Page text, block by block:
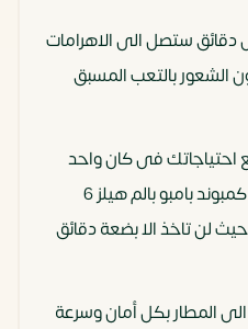
ستصل الى الاهرامات
بالتعب المسبق
فى كان واحد
وبسرعة فائقة؛ وهذا لأن كمبوند بامبو بالم هيلز 6
حيث لن تاخذ الا بضعة دقائق
المطار بكل أمان وسرعة